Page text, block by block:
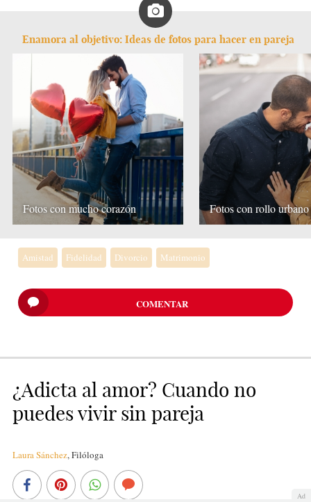
Enamora al objetivo: Ideas de fotos para hacer en pareja
Fotos con mucho corazón Fotos con rollo urbano
Amistad Fidelidad Divorcio Matrimonio
COMENTAR
¿Adicta al amor? Cuando no
puedes vivir sin pareja
Laura Sánchez,Filóloga
Ad